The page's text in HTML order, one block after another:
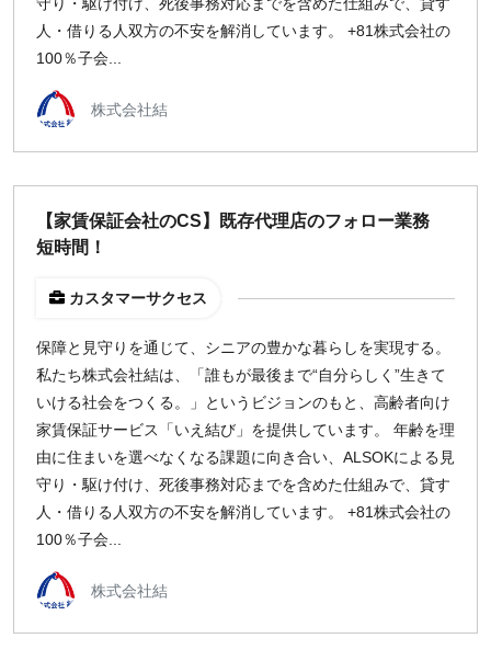
人・借りる人双方の不安を解消しています。 +81株式会社の
100％子会...
株式会社結
【家賃保証会社のCS】既存代理店のフォロー業務
短時間！
カスタマーサクセス
保障と見守りを通じて、シニアの豊かな暮らしを実現する。
私たち株式会社結は、「誰もが最後まで“自分らしく”生きて
いける社会をつくる。」というビジョンのもと、高齢者向け
家賃保証サービス「いえ結び」を提供しています。 年齢を理
由に住まいを選べなくなる課題に向き合い、ALSOKによる見
守り・駆け付け、死後事務対応までを含めた仕組みで、貸す
人・借りる人双方の不安を解消しています。 +81株式会社の
100％子会...
株式会社結